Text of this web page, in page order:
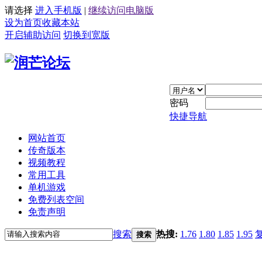
请选择 进入手机版 | 继续访问电脑版
设为首页收藏本站
开启辅助访问 切换到宽版
密码
快捷导航
网站首页
传奇版本
视频教程
常用工具
单机游戏
免费列表空间
免责声明
搜索 搜索 热搜: 1.76 1.80 1.85 1.95